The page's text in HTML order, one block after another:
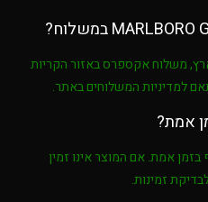
משלוח אקספרס באזור הקריות
למדיניות המשלוחים באתר.
אמת?
אמת. אם המוצר אינו זמין
זמינות.